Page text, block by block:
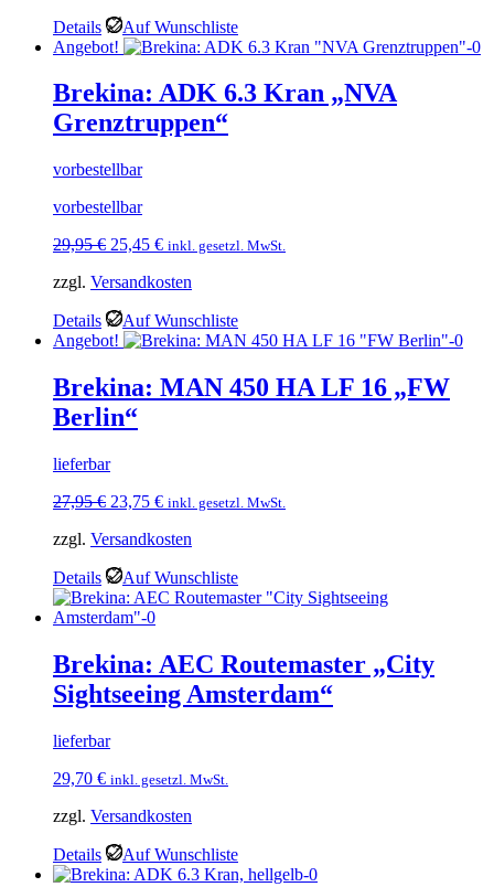
Details
Auf Wunschliste
Angebot!
Brekina: ADK 6.3 Kran „NVA
Grenztruppen“
vorbestellbar
vorbestellbar
29,95€ Ursprünglicher
war:
25,45 €Aktueller
ist:
inkl. gesetzl. MwSt.
zzgl. Versandkosten
Details
Auf Wunschliste
Angebot!
Brekina: MAN 450 HA LF 16 „FW
Berlin“
lieferbar
27,95€ Ursprünglicher
war:
23,75 €Aktueller
ist:
inkl. gesetzl. MwSt.
zzgl. Versandkosten
Details Auf Wunschliste
Brekina: AEC Routemaster „City
Sightseeing Amsterdam“
lieferbar
29,70 € inkl. gesetzl. MwSt.
zzgl. Versandkosten
Details Auf Wunschliste